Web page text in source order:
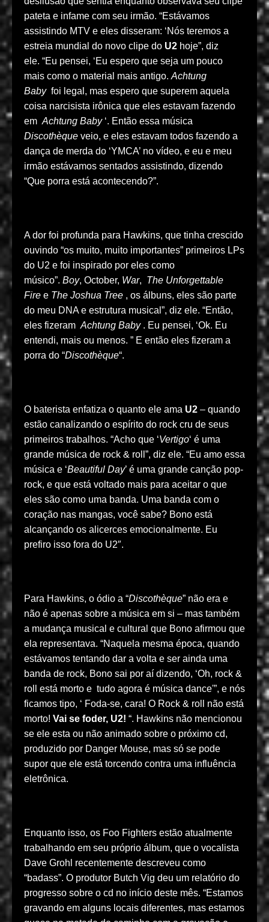
pateta e infame com seu irmão. “Estávamos
assistindo MTV e eles disseram: ‘Nós teremos a
estreia mundial do novo clipe do U2 hoje”, diz
ele. “Eu pensei, ‘Eu espero que seja um pouco
mais como o material mais antigo. Achtung
Baby foi legal, mas espero que superem aquela
coisa narcisista irônica que eles estavam fazendo
em Achtung Baby‘. Então essa música
Discothèque veio, e eles estavam todos fazendo a
dança de merda do ‘YMCA’ no vídeo, e eu e meu
irmão estávamos sentados assistindo, dizendo
“Que porra está acontecendo?”.
A dor foi profunda para Hawkins, que tinha crescido
ouvindo “os muito, muito importantes” primeiros LPs
do U2 e foi inspirado por eles como
músico”. Boy, October, War, The Unforgettable
Fire e The Joshua Tree , os álbuns, eles são parte
do meu DNA e estrutura musical”, diz ele. “Então,
eles fizeram Achtung Baby. Eu pensei, ‘Ok. Eu
entendi, mais ou menos. ” E então eles fizeram a
porra do “Discothèque“.
O baterista enfatiza o quanto ele ama U2 – quando
estão canalizando o espírito do rock cru de seus
primeiros trabalhos. “Acho que ‘Vertigo‘ é uma
grande música de rock & roll”, diz ele. “Eu amo essa
música e ‘Beautiful Day’ é uma grande canção pop-
rock, e que está voltado mais para aceitar o que
eles são como uma banda. Uma banda com o
coração nas mangas, você sabe? Bono está
alcançando os alicerces emocionalmente. Eu
prefiro isso fora do U2″.
Para Hawkins, o ódio a “Discothèque” não era e
não é apenas sobre a música em si – mas também
a mudança musical e cultural que Bono afirmou que
ela representava. “Naquela mesma época, quando
estávamos tentando dar a volta e ser ainda uma
banda de rock, Bono sai por aí dizendo, ‘Oh, rock &
roll está morto e tudo agora é música dance'”, e nós
ficamos tipo, ‘ Foda-se, cara! O Rock & roll não está
morto! Vai se foder, U2! “. Hawkins não mencionou
se ele esta ou não animado sobre o próximo cd,
produzido por Danger Mouse, mas só se pode
supor que ele está torcendo contra uma influência
eletrônica.
Enquanto isso, os Foo Fighters estão atualmente
trabalhando em seu próprio álbum, que o vocalista
Dave Grohl recentemente descreveu como
“badass”. O produtor Butch Vig deu um relatório do
progresso sobre o cd no início deste mês. “Estamos
gravando em alguns locais diferentes, mas estamos